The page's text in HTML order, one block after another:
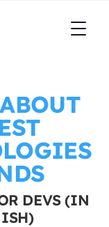
DEVS (IN